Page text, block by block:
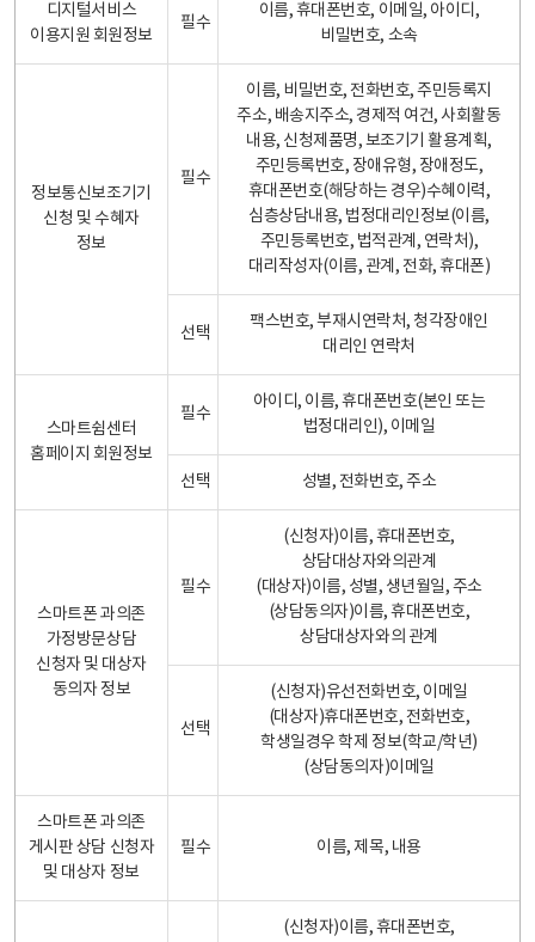
디지털서비스
이용지원 회원정보
필수
이름, 휴대폰번호, 이메일, 아이디,
비밀번호, 소속
정보통신보조기기
신청 및 수혜자
정보
필수
이름, 비밀번호, 전화번호, 주민등록지
주소, 배송지주소, 경제적 여건, 사회활동
내용, 신청제품명, 보조기기 활용계획,
주민등록번호, 장애유형, 장애정도,
휴대폰번호(해당하는 경우)수혜이력,
심층상담내용, 법정대리인정보(이름,
주민등록번호, 법적관계, 연락처),
대리작성자(이름, 관계, 전화, 휴대폰)
선택
팩스번호, 부재시연락처, 청각장애인
대리인 연락처
스마트쉼센터
홈페이지 회원정보
필수
아이디, 이름, 휴대폰번호(본인 또는
법정대리인), 이메일
선택 성별, 전화번호, 주소
스마트폰 과의존
가정방문상담
신청자 및 대상자
동의자 정보
필수
(신청자)이름, 휴대폰번호,
상담대상자와의관계
(대상자)이름, 성별, 생년월일, 주소
(상담동의자)이름, 휴대폰번호,
상담대상자와의 관계
선택
(신청자)유선전화번호, 이메일
(대상자)휴대폰번호, 전화번호,
학생일경우 학제 정보(학교/학년)
(상담동의자)이메일
스마트폰 과의존
게시판 상담 신청자
및 대상자 정보
필수 이름, 제목, 내용
(신청자)이름, 휴대폰번호,